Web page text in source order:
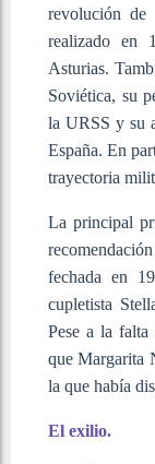
revolución de
realizado en
Asturias.
Soviética, su
la URSS y su
España. En
trayectoria
La principal
fechada en
cupletista
Pese a la falta
que Margarita
la que había
El exilio.